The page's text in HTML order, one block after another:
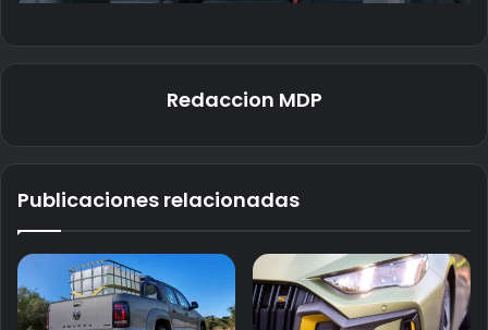
Redaccion MDP
Publicaciones relacionadas